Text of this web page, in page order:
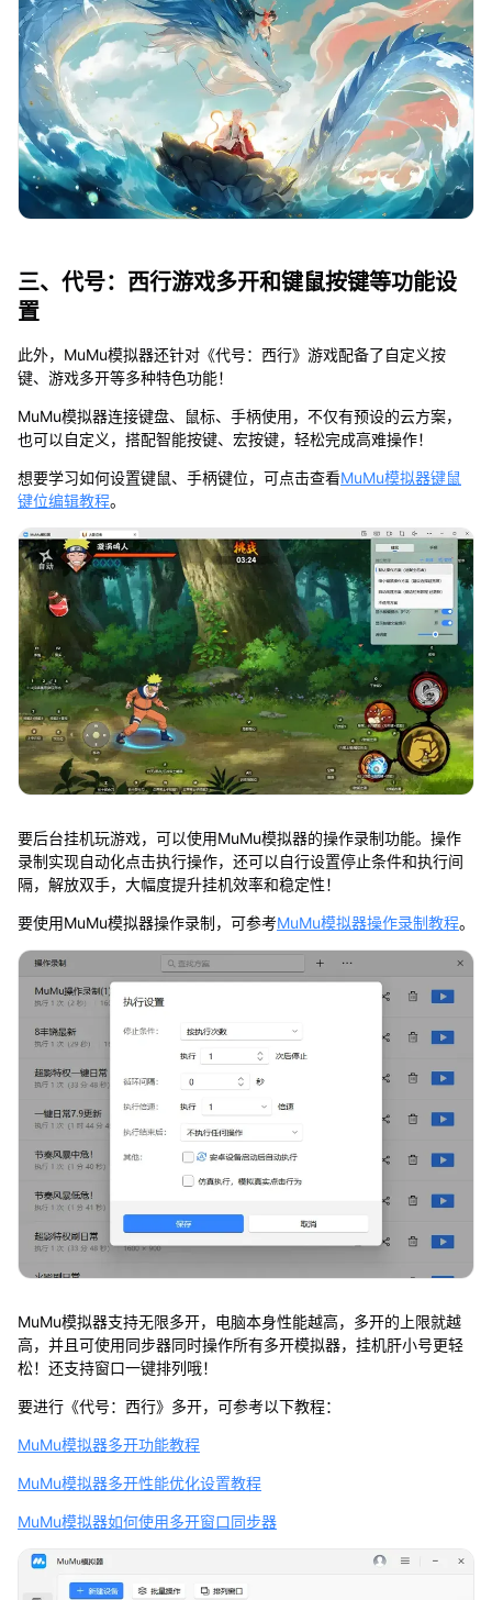
三、代号：西行游戏多开和键鼠按键等功能设
置
此外，MuMu模拟器还针对《代号：西行》游戏配备了自定义按
键、游戏多开等多种特色功能！
MuMu模拟器连接键盘、鼠标、手柄使用，不仅有预设的云方案，
也可以自定义，搭配智能按键、宏按键，轻松完成高难操作！
想要学习如何设置键鼠、手柄键位，可点击查看MuMu模拟器键鼠
键位编辑教程。
要后台挂机玩游戏，可以使用MuMu模拟器的操作录制功能。操作
录制实现自动化点击执行操作，还可以自行设置停止条件和执行间
隔，解放双手，大幅度提升挂机效率和稳定性！
要使用MuMu模拟器操作录制，可参考MuMu模拟器操作录制教程。
MuMu模拟器支持无限多开，电脑本身性能越高，多开的上限就越
高，并且可使用同步器同时操作所有多开模拟器，挂机肝小号更轻
松！还支持窗口一键排列哦！
要进行《代号：西行》多开，可参考以下教程：
MuMu模拟器多开功能教程
MuMu模拟器多开性能优化设置教程
MuMu模拟器如何使用多开窗口同步器